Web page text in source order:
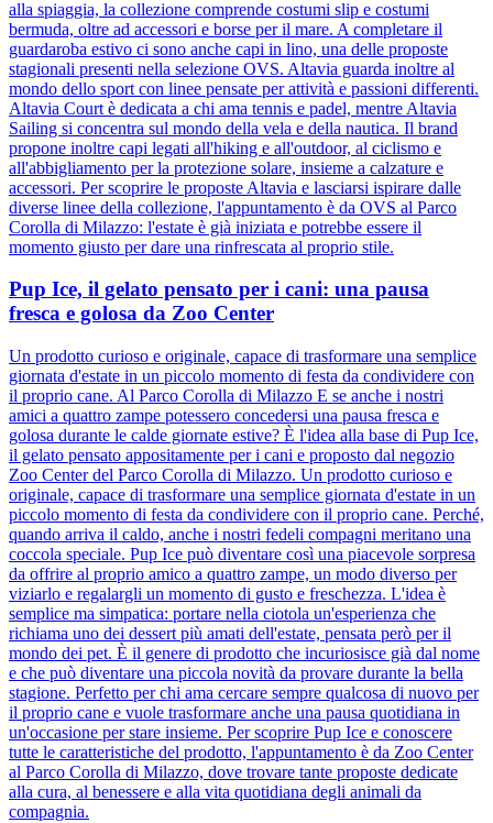
alla spiaggia, la collezione comprende costumi slip e costumi
bermuda, oltre ad accessori e borse per il mare. A completare il
guardaroba estivo ci sono anche capi in lino, una delle proposte
stagionali presenti nella selezione OVS. Altavia guarda inoltre al
mondo dello sport con linee pensate per attività e passioni differenti.
Altavia Court è dedicata a chi ama tennis e padel, mentre Altavia
Sailing si concentra sul mondo della vela e della nautica. Il brand
propone inoltre capi legati all'hiking e all'outdoor, al ciclismo e
all'abbigliamento per la protezione solare, insieme a calzature e
accessori. Per scoprire le proposte Altavia e lasciarsi ispirare dalle
diverse linee della collezione, l'appuntamento è da OVS al Parco
Corolla di Milazzo: l'estate è già iniziata e potrebbe essere il
momento giusto per dare una rinfrescata al proprio stile.
Pup Ice, il gelato pensato per i cani: una pausa
fresca e golosa da Zoo Center
Un prodotto curioso e originale, capace di trasformare una semplice
giornata d'estate in un piccolo momento di festa da condividere con
il proprio cane. Al Parco Corolla di Milazzo E se anche i nostri
amici a quattro zampe potessero concedersi una pausa fresca e
golosa durante le calde giornate estive? È l'idea alla base di Pup Ice,
il gelato pensato appositamente per i cani e proposto dal negozio
Zoo Center del Parco Corolla di Milazzo. Un prodotto curioso e
originale, capace di trasformare una semplice giornata d'estate in un
piccolo momento di festa da condividere con il proprio cane. Perché,
quando arriva il caldo, anche i nostri fedeli compagni meritano una
coccola speciale. Pup Ice può diventare così una piacevole sorpresa
da offrire al proprio amico a quattro zampe, un modo diverso per
viziarlo e regalargli un momento di gusto e freschezza. L'idea è
semplice ma simpatica: portare nella ciotola un'esperienza che
richiama uno dei dessert più amati dell'estate, pensata però per il
mondo dei pet. È il genere di prodotto che incuriosisce già dal nome
e che può diventare una piccola novità da provare durante la bella
stagione. Perfetto per chi ama cercare sempre qualcosa di nuovo per
il proprio cane e vuole trasformare anche una pausa quotidiana in
un'occasione per stare insieme. Per scoprire Pup Ice e conoscere
tutte le caratteristiche del prodotto, l'appuntamento è da Zoo Center
al Parco Corolla di Milazzo, dove trovare tante proposte dedicate
alla cura, al benessere e alla vita quotidiana degli animali da
compagnia.